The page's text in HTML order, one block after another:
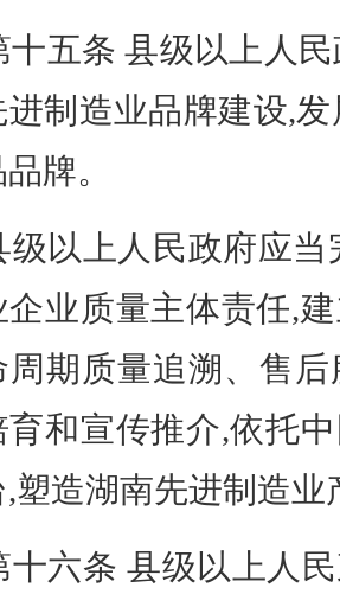
十五条 县级以上人
进制造业品牌建设,
牌。
级以上人民政府应
企业质量主体责任,
周期质量追溯、售
育和宣传推介,依托
,塑造湖南先进制造
十六条 县级以上人